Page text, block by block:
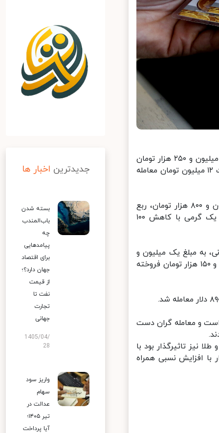
ایرنا: در ساعت ۱۳ و ۱۰ دقیقه امروز، سکه تمام بهار آزادی طرح جدید به ۱۲ میلیون و ۲۵۰ هزار تومان
رسید و سکه تمام بهار آزادی طرح قدیم با کاهش ۶۰۰ هزار تومانی به قیمت ۱۲ میلیون تومان معامله
همچنین قیمت نیم‌سکه بهار آزادی با کاهش ۴۵۰ هزار تومانی به ۶ میلیون و ۸۰۰ هزار تومان، ربع
‌سکه با کاهش ۲۰۰ هزار تومانی، به ۴ میلیون و ۶۰۰ هزار تومان و سکه یک گرمی با کاهش ۱۰۰
طلای ۱۸ عیار با کاهش ۳۵ هزار تومانی، به مبلغ یک ‌میلیون و
۱۸۸ هزار تومان و هر مثقال طلا با کاهش ۱۵۰ هزار تومانی به بهای ۵ میلیون و ۱۵۰ هزار تومان فروخته
و معامله گران دست
نیز تاثیرگذار بود با
افزایش نسبی همراه
جدیدترین اخبار ها
بسته شدن
باب‌المندب
چه
پیامدهایی
برای اقتصاد
جهان دارد؟؛
از قیمت
نفت تا
تجارت
جهانی
1405/04/
28
واریز سود
سهام
عدالت در
تیر ۱۴۰۵؛
آیا پرداخت